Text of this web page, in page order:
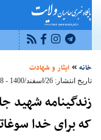
خانه ایثار و شهادت
تاریخ انتشار: 26/اسفند/1400 - 10:38
زندگینامه شهید
که برای خدا